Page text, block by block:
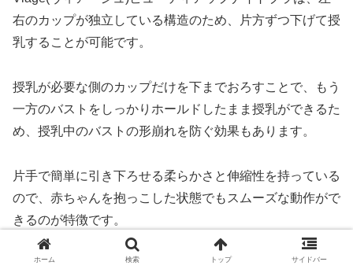
右のカップが独立している構造のため、片方ずつ下げて授
乳することが可能です。
授乳が必要な側のカップだけを下までおろすことで、もう
一方のバストをしっかりホールドしたまま授乳ができるた
め、授乳中のバストの形崩れを防ぐ効果もあります。
片手で簡単に引き下ろせる柔らかさと伸縮性を持っている
ので、赤ちゃんを抱っこした状態でもスムーズな動作がで
きるのが特徴です。
さらに、カップ部分にはワイヤーが入っていないため、バ
ホーム 検索 トップ サイドバー